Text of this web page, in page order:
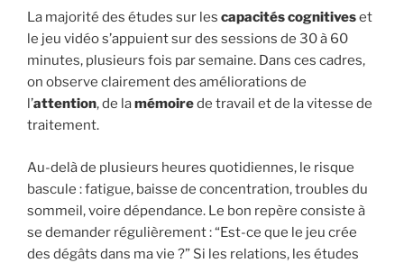
La majorité des études sur les capacités cognitiveset
le jeu vidéo s’appuient sur des sessions de 30 à 60
minutes, plusieurs fois par semaine. Dans ces cadres,
on observe clairement des améliorations de
l’attention, de lamémoirede travail et de la vitesse de
traitement.
Au-delà de plusieurs heures quotidiennes, le risque
bascule : fatigue, baisse de concentration, troubles du
sommeil, voire dépendance. Le bon repère consiste à
se demander régulièrement : “Est-ce que le jeu crée
des dégâts dans ma vie ?” Si les relations, les études